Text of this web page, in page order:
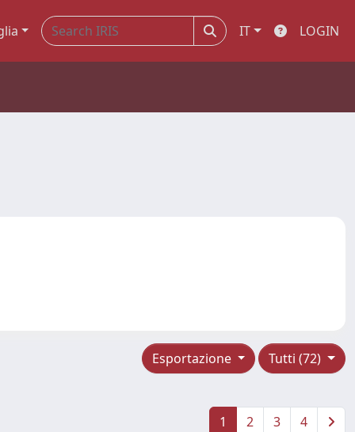
IT LOGIN
Tutti (72)
Esportazione
1 2 3 4